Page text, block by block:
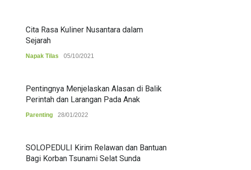
Cita Rasa Kuliner Nusantara dalam
Sejarah
Napak Tilas 05/10/2021
Pentingnya Menjelaskan Alasan di Balik
Perintah dan Larangan Pada Anak
Parenting 28/01/2022
SOLOPEDULI Kirim Relawan dan Bantuan
Bagi Korban Tsunami Selat Sunda